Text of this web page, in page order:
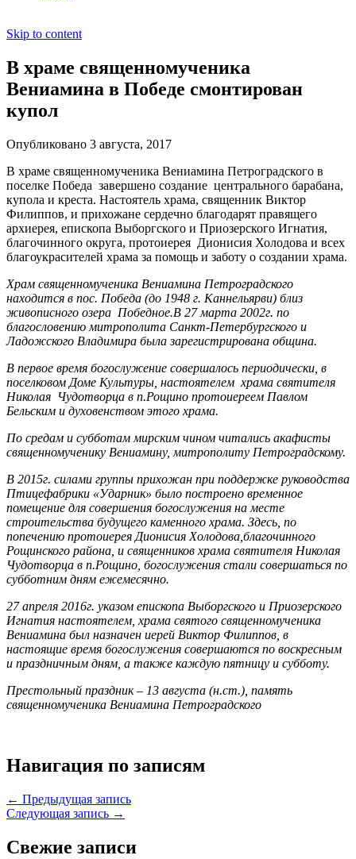
Skip to content
В храме священномученика
Вениамина в Победе смонтирован
купол
Опубликовано 3 августа, 2017
В храме священномученика Вениамина Петроградского в
поселке Победа завершено создание центрального барабана,
купола и креста. Настоятель храма, священник Виктор
Филиппов, и прихожане сердечно благодарят правящего
архиерея, епископа Выборгского и Приозерского Игнатия,
благочинного округа, протоиерея Дионисия Холодова и всех
благоукрасителей храма за помощь и заботу о создании храма.
Храм священномученика Вениамина Петроградского
находится в пос. Победа (до 1948 г. Каннельярви) близ
живописного озера Победное.В 27 марта 2002г. по
благословению митрополита Санкт-Петербургского и
Ладожского Владимира была зарегистрирована община.
В первое время богослужение совершалось периодически, в
поселковом Доме Культуры, настоятелем храма святителя
Николая Чудотворца в п.Рощино протоиереем Павлом
Бельским и духовенством этого храма.
По средам и субботам мирским чином читались акафисты
священномученику Вениамину, митрополиту Петроградскому.
В 2015г. силами группы прихожан при поддержке руководства
Птицефабрики «Ударник» было построено временное
помещение для совершения богослужения на месте
строительства будущего каменного храма. Здесь, по
попечению протоиерея Дионисия Холодова,благочинного
Рощинского района, и священников храма святителя Николая
Чудотворца в п.Рощино, богослужения стали совершаться по
субботним дням ежемесячно.
27 апреля 2016г. указом епископа Выборгского и Приозерского
Игнатия настоятелем, храма святого священномученика
Вениамина был назначен иерей Виктор Филиппов, в
настоящие время богослужения совершаются по воскресным
и праздничным дням, а также каждую пятницу и субботу.
Престольный праздник – 13 августа (н.ст.), память
священномученика Вениамина Петроградского
Навигация по записям
← Предыдущая запись
Следующая запись →
Свежие записи